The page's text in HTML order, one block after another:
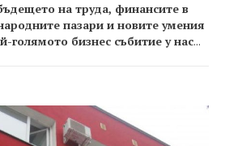
на труда, финансите в
пазари и новите умения
голямото бизнес събитие у нас...